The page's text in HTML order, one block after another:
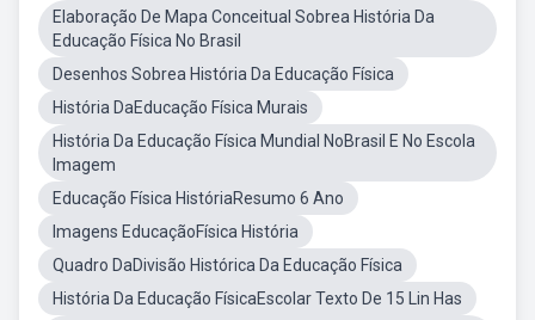
Elaboração De Mapa Conceitual Sobrea História Da
Educação Física No Brasil
Desenhos Sobrea História Da Educação Física
História DaEducação Física Murais
História Da Educação Física Mundial NoBrasil E No Escola
Imagem
Educação Física HistóriaResumo 6 Ano
Imagens EducaçãoFísica História
Quadro DaDivisão Histórica Da Educação Física
História Da Educação FísicaEscolar Texto De 15 Lin Has